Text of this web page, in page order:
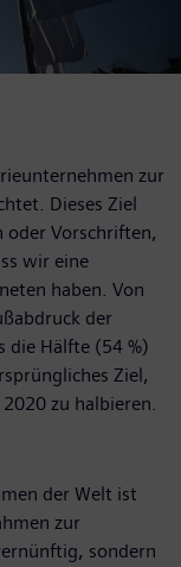
zur
Dieses Ziel
Vorschriften,
wir eine
haben. Von
der
die Hälfte (54 %)
Ziel,
zu halbieren.
der Welt ist
zur
sondern